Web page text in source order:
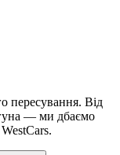
пересування. Від
— ми дбаємо